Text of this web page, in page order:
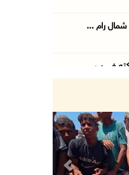
رام ...
في ب ...
Previous